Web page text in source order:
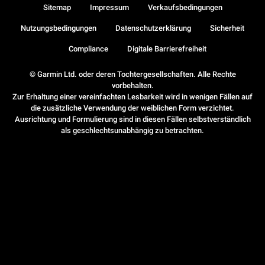
© Garmin Ltd. oder deren Tochtergesellschaften. Alle Rechte
vorbehalten.
Zur Erhaltung einer vereinfachten Lesbarkeit wird in wenigen Fällen auf
die zusätzliche Verwendung der weiblichen Form verzichtet.
Ausrichtung und Formulierung sind in diesen Fällen selbstverständlich
als geschlechtsunabhängig zu betrachten.
Sitemap Impressum Verkaufsbedingungen
Nutzungsbedingungen Datenschutzerklärung Sicherheit
Compliance Digitale Barrierefreiheit